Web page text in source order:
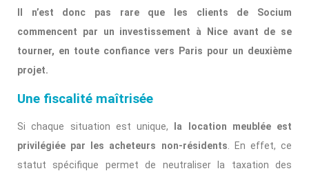
Il n’est donc pas rare que les clients de Socium
commencent par un investissement à Nice avant de se
tourner, en toute confiance vers Paris pour un deuxième
projet.
Une fiscalité maîtrisée
Si chaque situation est unique, la location meublée est
privilégiée par les acheteurs non-résidents . En effet, ce
statut spécifique permet de neutraliser la taxation des